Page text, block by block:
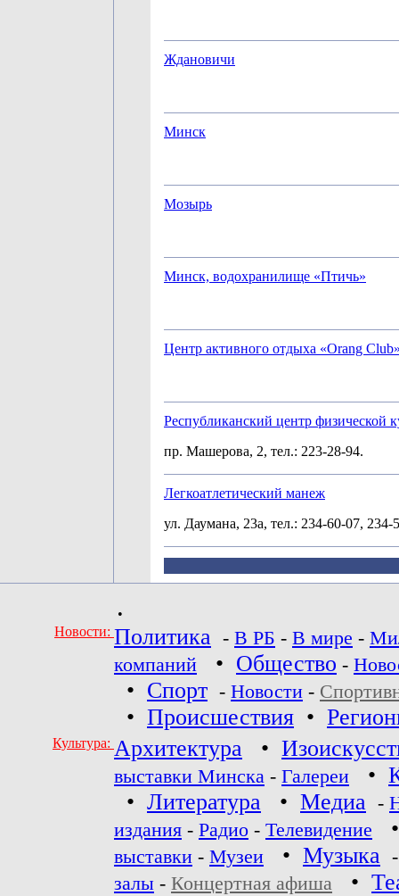
Ждановичи
Минск
Мозырь
Минск, водохранилище «Птичь»
Центр активного отдыха «Orang
Республиканский центр физической
пр. Машерова, 2, тел.: 223-28-94.
Легкоатлетический манеж
ул. Даумана, 23а, тел.: 234-60-07, 234-
•
Новости: Политика - В РБ - В мире -
компаний
• Общество -
• Спорт - Новости -
• Происшествия •
Культура: Архитектура •
выставки Минска - Галереи •
• Литература • Медиа -
издания - Радио - Телевидение
выставки - Музеи • Музыка
залы - Концертная афиша •